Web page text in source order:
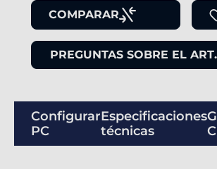
COMPARAR
PREGUNTAS SOBRE EL
Configurar
PC
Especificaciones
técnicas